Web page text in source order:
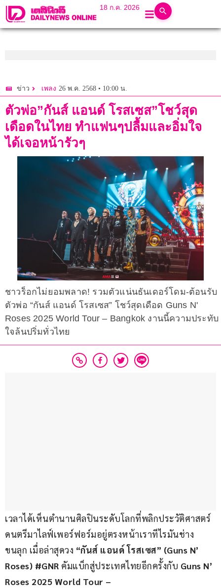
18 ก.ค. 2026
ข่าว เพลง 26 พ.ค. 2568 • 10:00 น.
ตัวพ่อ”กันส์ แอนด์ โรสเซส”โชว์สุด
เดือดในไทย ทำแฟนๆปลื้มและอิ่มใจ
ได้เจอหน้ารัวๆ
ชาวร็อกไม่ยอมพลาด! รวมตัวแน่นธันเดอร์โดม-ต้อนรับ
ตัวพ่อ “กันส์ แอนด์ โรสเซส” โชว์สุดเดือด Guns N'
Roses 2025 World Tour – Bangkok งานนี้ความประทับ
ใจล้นปริ่มทั่วไทย
เวลาได้เห็นตำนานศิลปินระดับโลกที่พลิกประวัติศาสตร์
ดนตรีมาไลฟ์เพอร์ฟอร์มอยู่ตรงหน้าเราทีไรมันช่าง
ขนลุก เมื่อล่าสุดวง “กันส์ แอนด์ โรสเซส” (Guns N’
Roses) #GNR คัมแบ็กสู่ประเทศไทยอีกครั้งกับ Guns N’
Roses 2025 World Tour –